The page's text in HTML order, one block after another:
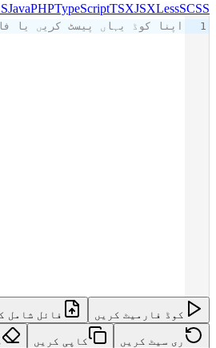
CSSJavaPHPTypeScriptTSXJSXLess
اپنا کوڈ یہاں پیسٹ کریں یا فائل
کوڈ فارمیٹ کریں فائل شامل کریں
ری سیٹ کریں کاپی کریں